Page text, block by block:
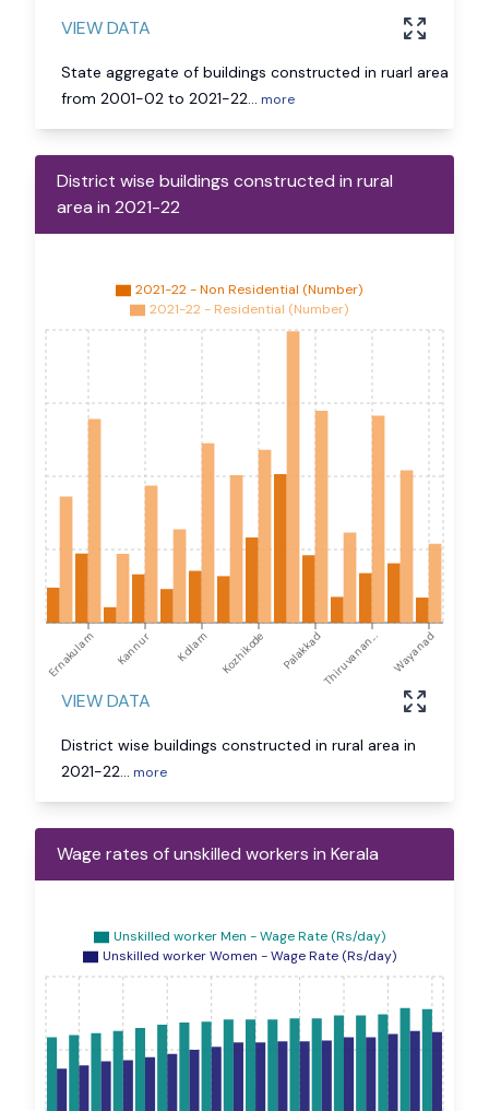
VIEW DATA
State aggregate of buildings constructed in ruarl area
from 2001-02 to 2021-22... more
District wise buildings constructed in rural
area in 2021-22
Ernakulam Kannur Kollam Kozhikode PalakkadThiruvanan... Wayanad
2021-22 - Non Residential (Number)
2021-22 - Residential (Number)
VIEW DATA
District wise buildings constructed in rural area in
2021-22... more
Wage rates of unskilled workers in Kerala
Unskilled worker Men - Wage Rate (Rs/day)
Unskilled worker Women - Wage Rate (Rs/day)